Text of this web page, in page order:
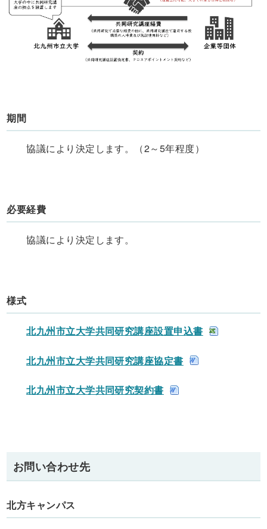
期間
協議により決定します。（2～5年程度）
必要経費
協議により決定します。
様式
北九州市立大学共同研究講座設置申込書
北九州市立大学共同研究講座協定書
北九州市立大学共同研究契約書
お問い合わせ先
北方キャンパス